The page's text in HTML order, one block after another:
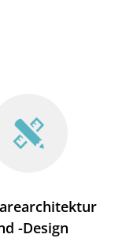
-Design